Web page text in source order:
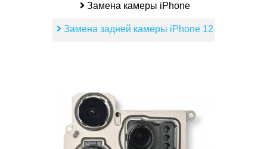
Замена камеры iPhone
Замена задней камеры iPhone 12